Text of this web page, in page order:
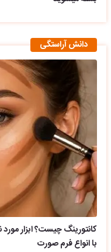
دانش آراستگی
کانتورینگ چیست؟ ابزار مورد
با انواع فرم صورت